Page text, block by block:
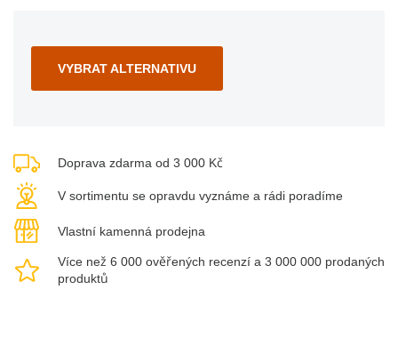
VYBRAT ALTERNATIVU
Doprava zdarma od 3 000 Kč
V sortimentu se opravdu vyznáme a rádi poradíme
Vlastní kamenná prodejna
Více než 6 000 ověřených recenzí a 3 000 000 prodaných
produktů